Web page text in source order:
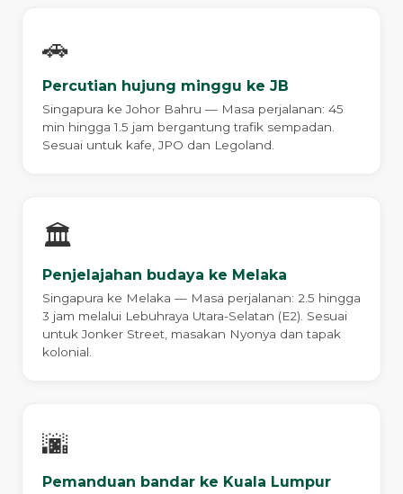
🚗
Percutian hujung minggu ke JB
Singapura ke Johor Bahru — Masa perjalanan: 45
min hingga 1.5 jam bergantung trafik sempadan.
Sesuai untuk kafe, JPO dan Legoland.
🏛️
Penjelajahan budaya ke Melaka
Singapura ke Melaka — Masa perjalanan: 2.5 hingga
3 jam melalui Lebuhraya Utara-Selatan (E2). Sesuai
untuk Jonker Street, masakan Nyonya dan tapak
kolonial.
🌆
Pemanduan bandar ke Kuala Lumpur